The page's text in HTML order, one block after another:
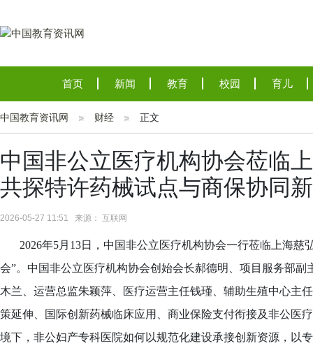
首页 新闻 教育 校园 育儿
中国教育资讯网 财经 正文
中国非公立医疗机构协会莅临
共探特许药械试点与商保协同
2026-05-27 11:51 来源： 互联网
2026年5月13日，中国非公立医疗机构协会一行莅临上海
会”。中国非公立医疗机构协会创始会长郝德明、项目服务部
木兰、运营总监朱颖萍、医疗运营主任钱瑾、辅助生殖中心主
策延伸、国际创新药械临床应用、商业保险支付衔接及非公医
境下，非公妇产专科医院如何以规范化建设承接创新资源，以